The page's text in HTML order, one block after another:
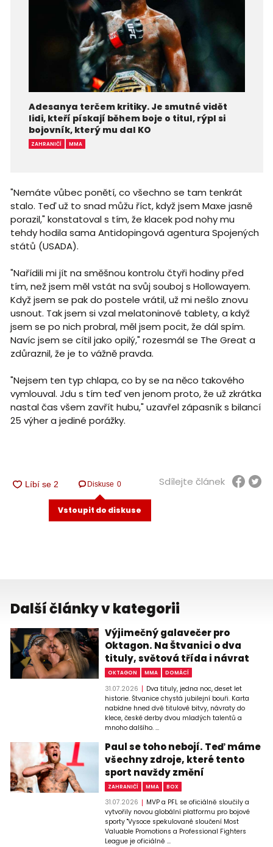
Adesanya terčem kritiky. Je smutné vidět
lidi, kteří pískají během boje o titul, rýpl si
bojovník, který mu dal KO
ZAHRANIČÍ MMA
"Nemáte vůbec ponětí, co všechno se tam tenkrát
stalo. Teď už to snad můžu říct, když jsem Maxe jasně
porazil," konstatoval s tím, že klacek pod nohy mu
tehdy hodila sama Antidopingová agentura Spojených
států (USADA).
"Nařídili mi jít na směšnou kontrolu čtyři hodiny před
tím, než jsem měl vstát na svůj souboj s Hollowayem.
Když jsem se pak do postele vrátil, už mi nešlo znovu
usnout. Tak jsem si vzal melatoninové tablety, a když
jsem se po nich probral, měl jsem pocit, že dál spím.
Navíc jsem se cítil jako opilý," rozesmál se The Great a
zdůraznil, že je to vážně pravda.
"Nejsem ten typ chlapa, co by se na něco takového
vymlouval. Jdu s tím teď ven jenom proto, že už zkrátka
nastal čas všem zavřít hubu," uzavřel zápasník s bilancí
25 výher a jediné porážky.
Diskuse 0
Vstoupit do diskuse
Sdílejte článek
Další články v kategorii
Výjimečný galavečer pro
Oktagon. Na Štvanici o dva
tituly, světová třída i návrat
OKTAGON MMA DOMÁCÍ
31.07.2026
Dva tituly, jedna noc, deset let
historie. Štvanice chystá jubilejní bouři. Karta
nabídne hned dvě titulové bitvy, návraty do
klece, české derby dvou mladých talentů a
mnoho dalšího. ...
Paul se toho nebojí. Teď máme
všechny zdroje, které tento
sport navždy změní
ZAHRANIČÍ MMA BOX
31.07.2026
MVP a PFL se oficiálně sloučily a
vytvořily novou globální platformu pro bojové
sporty "Vysoce spekulované sloučení Most
Valuable Promotions a Professional Fighters
League je oficiálně ...